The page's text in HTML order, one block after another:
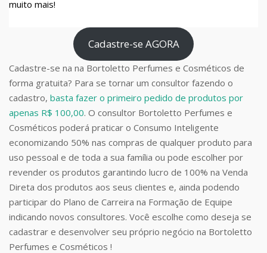
muito mais!
Cadastre-se AGORA
Cadastre-se na na Bortoletto Perfumes e Cosméticos de
forma gratuita? Para se tornar um consultor fazendo o
cadastro, basta fazer o primeiro pedido de produtos por
apenas R$ 100,00. O consultor Bortoletto Perfumes e
Cosméticos poderá praticar o Consumo Inteligente
economizando 50% nas compras de qualquer produto para
uso pessoal e de toda a sua família ou pode escolher por
revender os produtos garantindo lucro de 100% na Venda
Direta dos produtos aos seus clientes e, ainda podendo
participar do Plano de Carreira na Formação de Equipe
indicando novos consultores. Você escolhe como deseja se
cadastrar e desenvolver seu próprio negócio na Bortoletto
Perfumes e Cosméticos !